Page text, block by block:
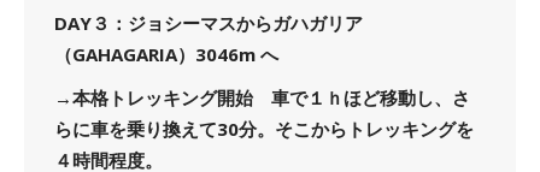
DAY３：ジョシーマスからガハガリア
（GAHAGARIA）3046m へ
→本格トレッキング開始 車で１ｈほど移動し、さ
らに車を乗り換えて30分。そこからトレッキングを
４時間程度。